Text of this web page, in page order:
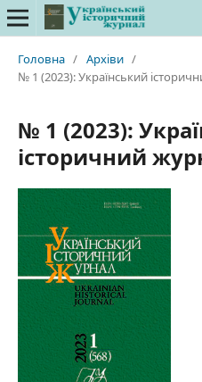
Головна / Архіви /
№ 1 (2023): Український
№ 1 (2023):
історичний